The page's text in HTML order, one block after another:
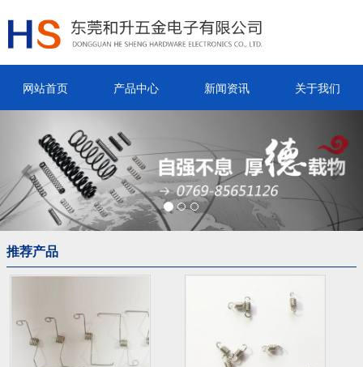
网站首页 产品中心 新闻资讯 关于我们
推荐产品